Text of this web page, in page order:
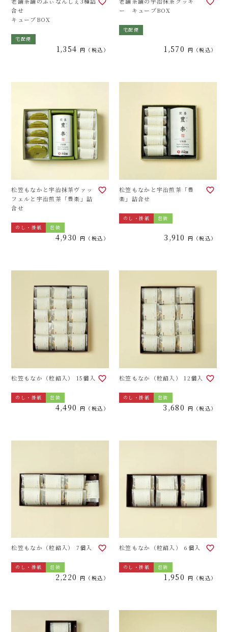
合せ
キューブBOX
宅配便
1,354 税込
ー キューブBOX
宅配便
1,570 税込
松笠もなかと宇治抹茶ヴァッ
フェルと宇治煎茶「豊楽」詰
合せ
のし・掛紙 包装
4,930 税込
松笠もなかと宇治煎茶「豊
楽」詰合せ
のし・掛紙 包装
3,910 税込
松笠もなか（粒餡入） 15個入
のし・掛紙 包装
4,490 税込
松笠もなか（粒餡入） 12個入
のし・掛紙 包装
3,680 税込
松笠もなか（粒餡入） 7個入
のし・掛紙 包装
2,220 税込
松笠もなか（粒餡入） 6個入
のし・掛紙 包装
1,950 税込